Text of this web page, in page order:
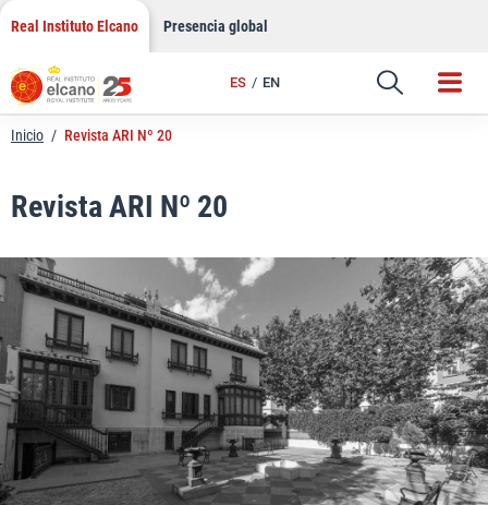
Saltar
contenido
Real Instituto Elcano Presencia global
ES EN
Enlace
Inicio / Revista ARI Nº 20
Revista ARI Nº 20